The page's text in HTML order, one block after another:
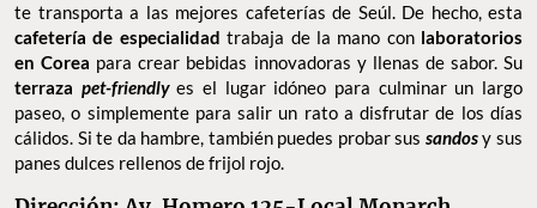
te transporta a las mejores cafeterías de Seúl. De hecho, esta
cafetería de especialidad trabaja de la mano con laboratorios
en Corea para crear bebidas innovadoras y llenas de sabor. Su
terraza pet-friendly es el lugar idóneo para culminar un largo
paseo, o simplemente para salir un rato a disfrutar de los días
cálidos. Si te da hambre, también puedes probar sus sandosy sus
panes dulces rellenos de frijol rojo.